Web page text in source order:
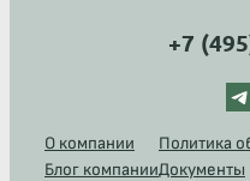
+7
Telegram
О компании
Блог компании
Политика
Документы